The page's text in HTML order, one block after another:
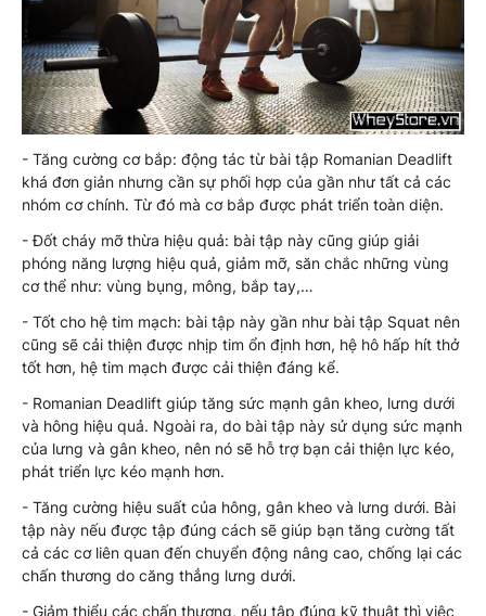
- Tăng cường cơ bắp: động tác từ bài tập Romanian Deadlift
khá đơn giản nhưng cần sự phối hợp của gần như tất cả các
nhóm cơ chính. Từ đó mà cơ bắp được phát triển toàn diện.
- Đốt cháy mỡ thừa hiệu quả: bài tập này cũng giúp giải
phóng năng lượng hiệu quả, giảm mỡ, săn chắc những vùng
cơ thể như: vùng bụng, mông, bắp tay,…
- Tốt cho hệ tim mạch: bài tập này gần như bài tập Squat nên
cũng sẽ cải thiện được nhịp tim ổn định hơn, hệ hô hấp hít thở
tốt hơn, hệ tim mạch được cải thiện đáng kể.
- Romanian Deadlift giúp tăng sức mạnh gân kheo, lưng dưới
và hông hiệu quả. Ngoài ra, do bài tập này sử dụng sức mạnh
của lưng và gân kheo, nên nó sẽ hỗ trợ bạn cải thiện lực kéo,
phát triển lực kéo mạnh hơn.
- Tăng cường hiệu suất của hông, gân kheo và lưng dưới. Bài
tập này nếu được tập đúng cách sẽ giúp bạn tăng cường tất
cả các cơ liên quan đến chuyển động nâng cao, chống lại các
chấn thương do căng thẳng lưng dưới.
- Giảm thiểu các chấn thương, nếu tập đúng kỹ thuật thì việc